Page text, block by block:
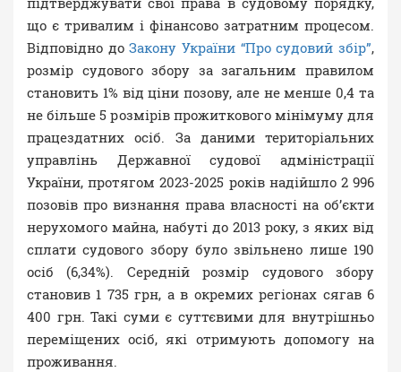
що є тривалим і фінансово затратним процесом.
Відповідно доЗакону України “Про судовий збір”,
розмір судового збору за загальним правилом
становить 1% від ціни позову, але не менше 0,4 та
не більше 5 розмірів прожиткового мінімуму для
працездатних осіб. За даними територіальних
управлінь Державної судової адміністрації
України, протягом 2023-2025 років надійшло 2 996
позовів про визнання права власності на об’єкти
нерухомого майна, набуті до 2013 року, з яких від
сплати судового збору було звільнено лише 190
осіб (6,34%). Середній розмір судового збору
становив 1 735 грн, а в окремих регіонах сягав 6
400 грн. Такі суми є суттєвими для внутрішньо
переміщених осіб, які отримують допомогу на
проживання.